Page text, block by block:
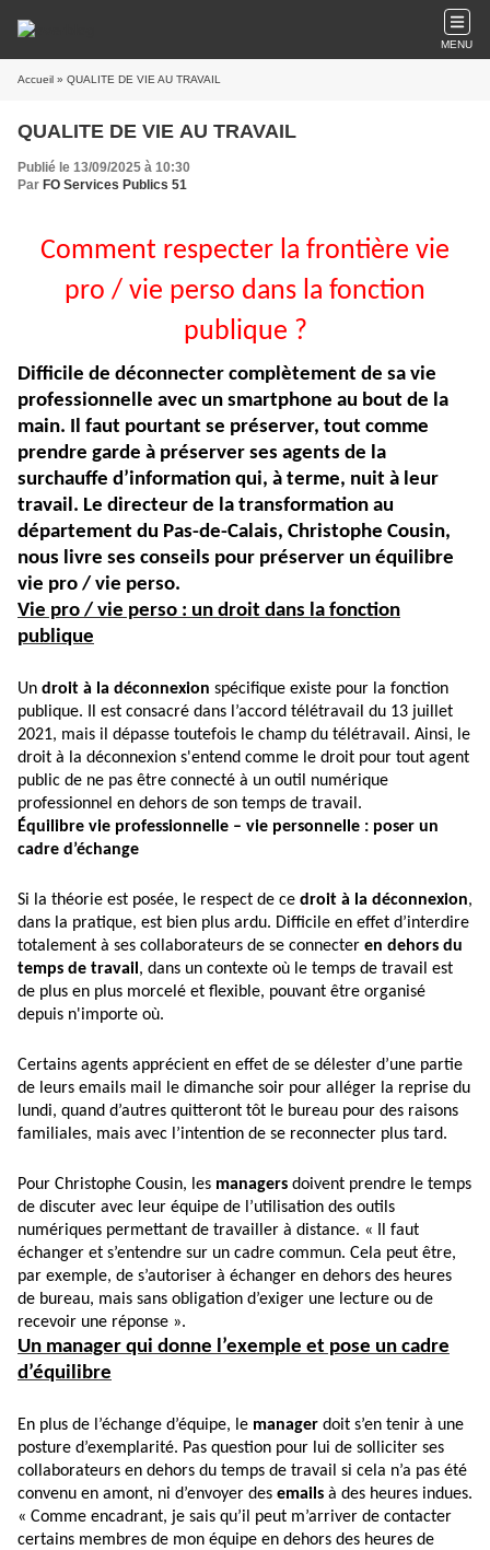
MENU
Accueil » QUALITE DE VIE AU TRAVAIL
QUALITE DE VIE AU TRAVAIL
Publié le 13/09/2025 à 10:30
Par FO Services Publics 51
Comment respecter la frontière vie
pro / vie perso dans la fonction
publique ?
Difficile de déconnecter complètement de sa vie
professionnelle avec un smartphone au bout de la
main. Il faut pourtant se préserver, tout comme
prendre garde à préserver ses agents de la
surchauffe d’information qui, à terme, nuit à leur
travail. Le directeur de la transformation au
département du Pas-de-Calais, Christophe Cousin,
nous livre ses conseils pour préserver un équilibre
vie pro / vie perso.
Vie pro / vie perso : un droit dans la fonction
publique
Un droit à la déconnexion spécifique existe pour la fonction
publique. Il est consacré dans l’accord télétravail du 13 juillet
2021, mais il dépasse toutefois le champ du télétravail. Ainsi, le
droit à la déconnexion s'entend comme le droit pour tout agent
public de ne pas être connecté à un outil numérique
professionnel en dehors de son temps de travail.
Équilibre vie professionnelle – vie personnelle : poser un
cadre d’échange
Si la théorie est posée, le respect de ce droit à la déconnexion,
dans la pratique, est bien plus ardu. Difficile en effet d’interdire
totalement à ses collaborateurs de se connecter en dehors du
temps de travail , dans un contexte où le temps de travail est
de plus en plus morcelé et flexible, pouvant être organisé
depuis n'importe où.
Certains agents apprécient en effet de se délester d’une partie
de leurs emails mail le dimanche soir pour alléger la reprise du
lundi, quand d’autres quitteront tôt le bureau pour des raisons
familiales, mais avec l’intention de se reconnecter plus tard.
Pour Christophe Cousin, les managers doivent prendre le temps
de discuter avec leur équipe de l’utilisation des outils
numériques permettant de travailler à distance. « Il faut
échanger et s’entendre sur un cadre commun. Cela peut être,
par exemple, de s’autoriser à échanger en dehors des heures
de bureau, mais sans obligation d’exiger une lecture ou de
recevoir une réponse ».
Un manager qui donne l’exemple et pose un cadre
d’équilibre
En plus de l’échange d’équipe, le manager doit s’en tenir à une
posture d’exemplarité. Pas question pour lui de solliciter ses
collaborateurs en dehors du temps de travail si cela n’a pas été
convenu en amont, ni d’envoyer des emails à des heures indues.
« Comme encadrant, je sais qu’il peut m’arriver de contacter
certains membres de mon équipe en dehors des heures de